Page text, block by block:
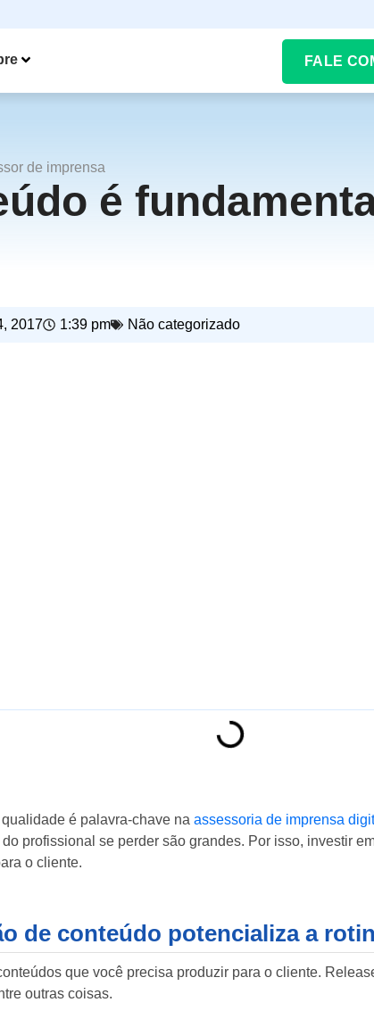
FALE
de imprensa
é
2017 1:39 pm Não categorizado
é palavra-chave na assessoria de imprensa
profissional se perder são grandes. Por isso, investir
o cliente.
de conteúdo potencializa a
que você precisa produzir para o cliente.
outras coisas.